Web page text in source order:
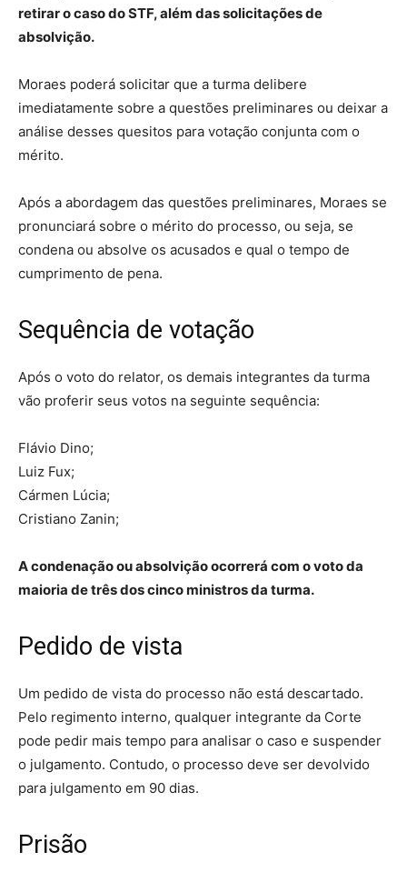
retirar o caso do STF, além das solicitações de
absolvição.
Moraes poderá solicitar que a turma delibere
imediatamente sobre a questões preliminares ou deixar a
análise desses quesitos para votação conjunta com o
mérito.
Após a abordagem das questões preliminares, Moraes se
pronunciará sobre o mérito do processo, ou seja, se
condena ou absolve os acusados e qual o tempo de
cumprimento de pena.
Sequência de votação
Após o voto do relator, os demais integrantes da turma
vão proferir seus votos na seguinte sequência:
Flávio Dino;
Luiz Fux;
Cármen Lúcia;
Cristiano Zanin;
A condenação ou absolvição ocorrerá com o voto da
maioria de três dos cinco ministros da turma.
Pedido de vista
Um pedido de vista do processo não está descartado.
Pelo regimento interno, qualquer integrante da Corte
pode pedir mais tempo para analisar o caso e suspender
o julgamento. Contudo, o processo deve ser devolvido
para julgamento em 90 dias.
Prisão